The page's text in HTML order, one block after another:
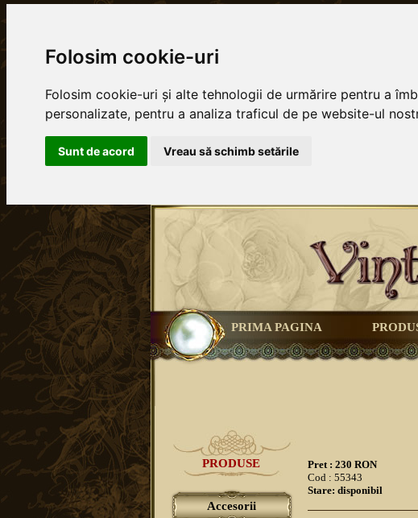
Folosim cookie-uri
Folosim cookie-uri și alte tehnologii de urmărire pentru a
personalizate, pentru a analiza traficul de pe website-ul
Sunt de acord Vreau să schimb setările
PRIMA PAGINA
PRODUSE
Accesorii
Pret : 230 RON
Cod : 55343
Stare: disponibil